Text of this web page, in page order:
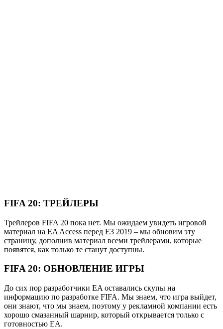
FIFA 20: ТРЕЙЛЕРЫ
Трейлеров FIFA 20 пока нет. Мы ожидаем увидеть игровой
материал на EA Access перед E3 2019 – мы обновим эту
страницу, дополнив материал всеми трейлерами, которые
появятся, как только те станут доступны.
FIFA 20: ОБНОВЛЕНИЕ ИГРЫ
До сих пор разработчики EA оставались скупы на
информацию по разработке FIFA. Мы знаем, что игра выйдет,
они знают, что мы знаем, поэтому у рекламной компании есть
хорошо смазанный шарнир, который открывается только с
готовностью EA.